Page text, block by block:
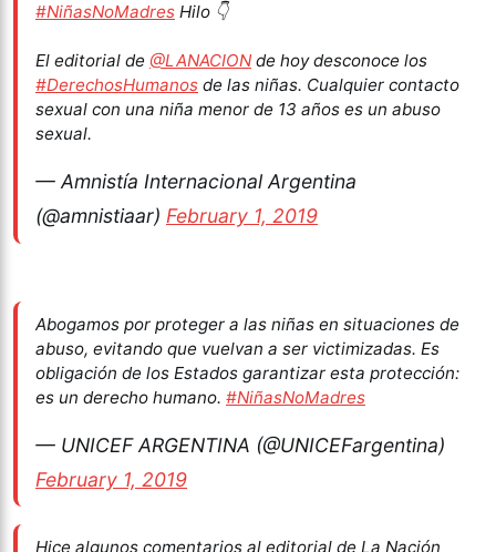
#NiñasNoMadres Hilo 👇
El editorial de @LANACIONde hoy desconoce los
#DerechosHumanos de las niñas. Cualquier contacto
sexual con una niña menor de 13 años es un abuso
sexual.
— Amnistía Internacional Argentina
(@amnistiaar) February 1, 2019
Abogamos por proteger a las niñas en situaciones de
abuso, evitando que vuelvan a ser victimizadas. Es
obligación de los Estados garantizar esta protección:
es un derecho humano. #NiñasNoMadres
— UNICEF ARGENTINA (@UNICEFargentina)
February 1, 2019
Hice algunos comentarios al editorial de La Nación